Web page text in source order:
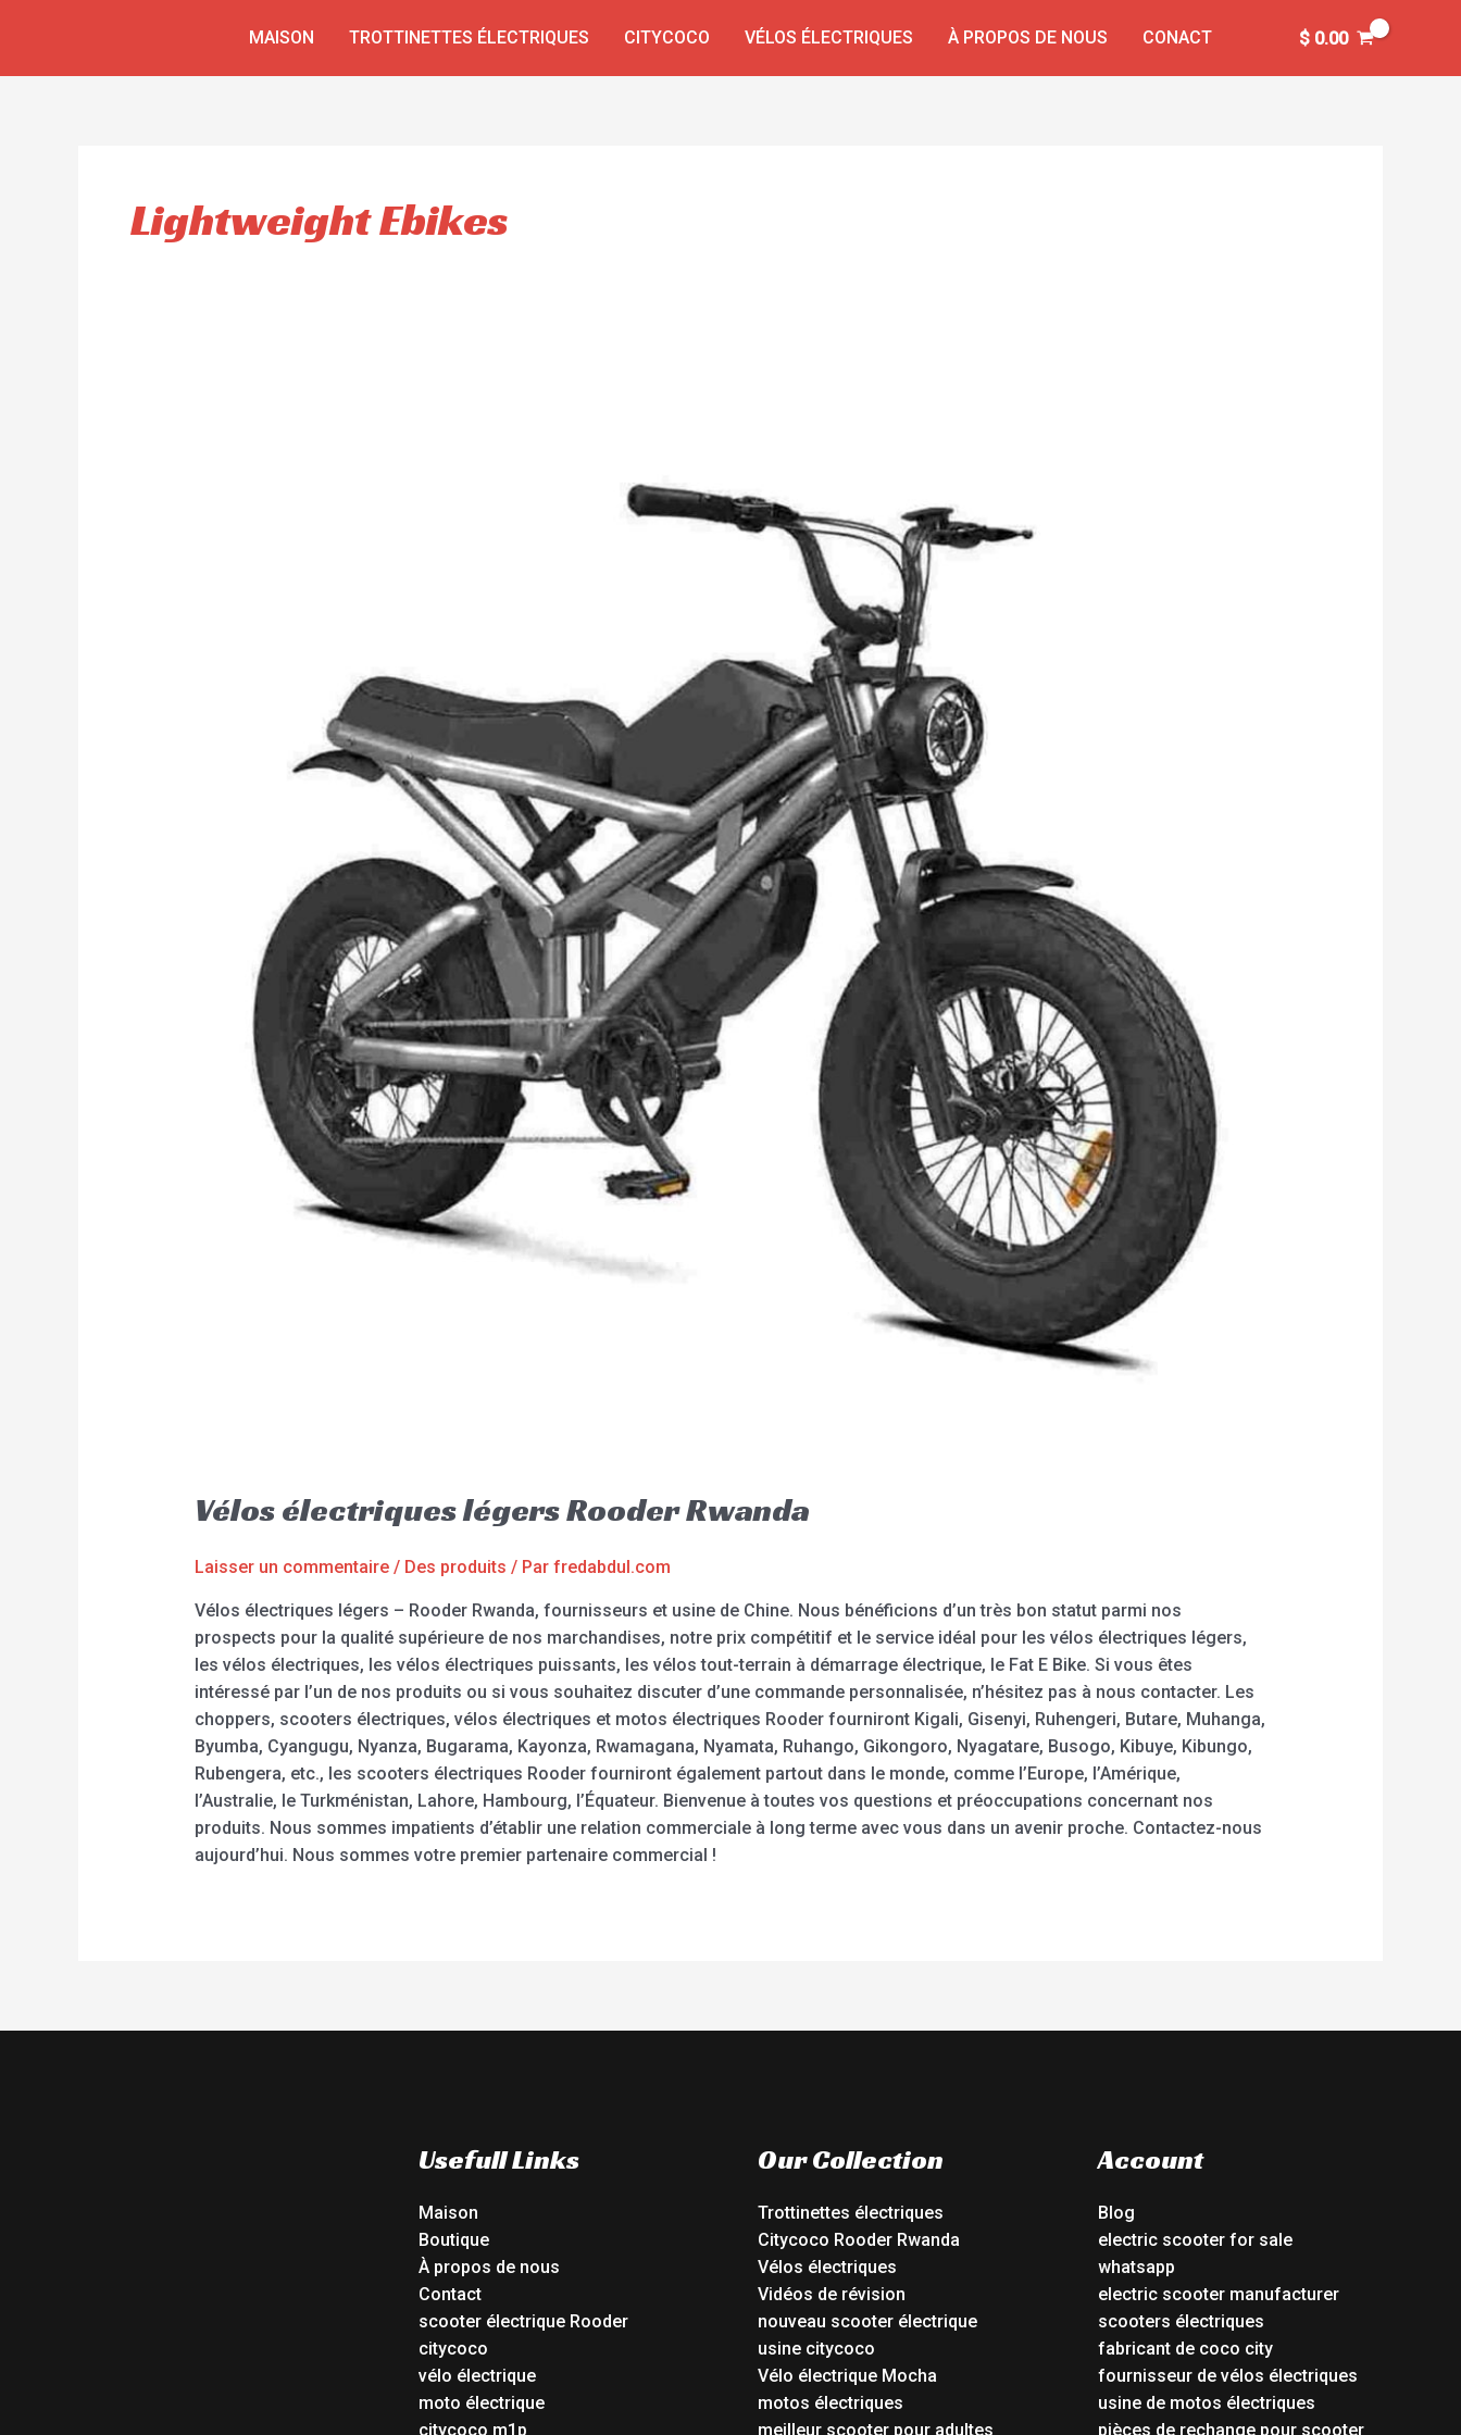
MAISON TROTTINETTES ÉLECTRIQUES CITYCOCO VÉLOS ÉLECTRIQUES À PROPOS DE NOUS CONACT $0.00
Lightweight Ebikes
Vélos électriques légers Rooder Rwanda
Laisser un commentaire / Des produits / Par fredabdul.com
Vélos électriques légers – Rooder Rwanda, fournisseurs et usine de Chine. Nous bénéficions d’un très bon statut parmi nos
prospects pour la qualité supérieure de nos marchandises, notre prix compétitif et le service idéal pour les vélos électriques légers,
les vélos électriques, les vélos électriques puissants, les vélos tout-terrain à démarrage électrique, le Fat E Bike. Si vous êtes
intéressé par l’un de nos produits ou si vous souhaitez discuter d’une commande personnalisée, n’hésitez pas à nous contacter. Les
choppers, scooters électriques, vélos électriques et motos électriques Rooder fourniront Kigali, Gisenyi, Ruhengeri, Butare, Muhanga,
Byumba, Cyangugu, Nyanza, Bugarama, Kayonza, Rwamagana, Nyamata, Ruhango, Gikongoro, Nyagatare, Busogo, Kibuye, Kibungo,
Rubengera, etc., les scooters électriques Rooder fourniront également partout dans le monde, comme l’Europe, l’Amérique,
l’Australie, le Turkménistan, Lahore, Hambourg, l’Équateur. Bienvenue à toutes vos questions et préoccupations concernant nos
produits. Nous sommes impatients d’établir une relation commerciale à long terme avec vous dans un avenir proche. Contactez-nous
aujourd’hui. Nous sommes votre premier partenaire commercial !
Usefull Links
Maison
Boutique
À propos de nous
Contact
scooter électrique Rooder
citycoco
vélo électrique
moto électrique
citycoco m1p
Our Collection
Trottinettes électriques
Citycoco Rooder Rwanda
Vélos électriques
Vidéos de révision
nouveau scooter électrique
usine citycoco
Vélo électrique Mocha
motos électriques
meilleur scooter pour adultes
Account
Blog
electric scooter for sale
whatsapp
electric scooter manufacturer
scooters électriques
fabricant de coco city
fournisseur de vélos électriques
usine de motos électriques
pièces de rechange pour scooter